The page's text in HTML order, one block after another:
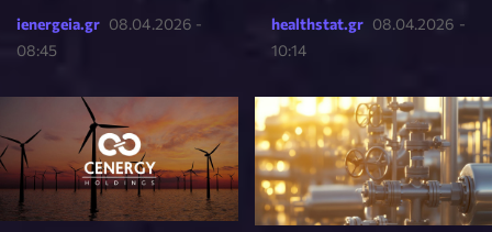
ienergeia.gr 08.04.2026 -
08:45
healthstat.gr 08.04.2026 -
10:14